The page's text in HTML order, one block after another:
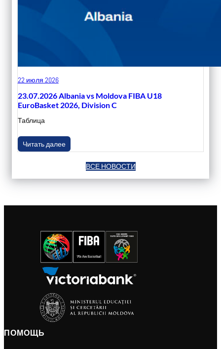
22 июля 2026
23.07.2026 Albania vs Moldova FIBA U18
EuroBasket 2026, Division C
Таблица
Читать далее
ВСЕ НОВОСТИ
ПОМОЩЬ